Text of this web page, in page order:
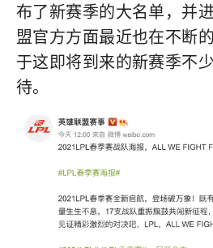
布了新赛季的大名单，并
盟官方方面最近也在不断
于这即将到来的新赛季不
待。